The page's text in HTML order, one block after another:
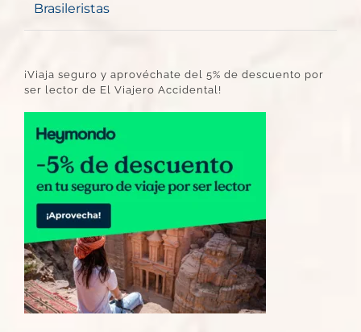
Brasileristas
¡Viaja seguro y aprovéchate del 5% de descuento por
ser lector de El Viajero Accidental!